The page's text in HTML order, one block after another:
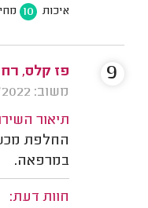
איכות 10
פז קלס,
משוב: 29/12/2022
תיאור
החלפת
במרפאה.
חוות דעת:
9